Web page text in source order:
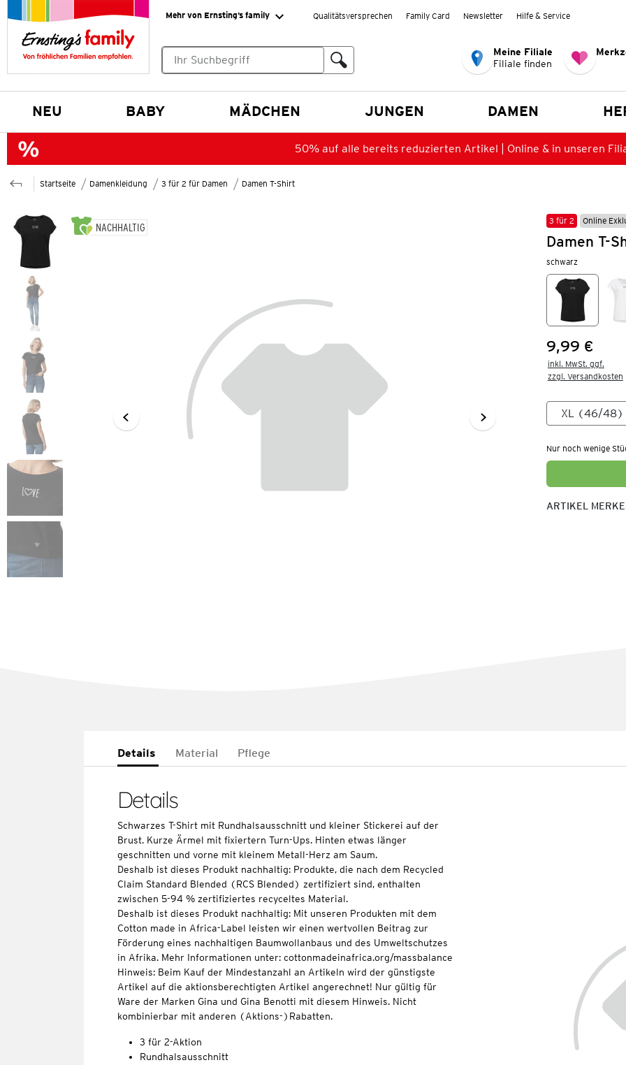
Mehr von Ernsting’s family Qualitätsversprechen Family Card Newsletter Hilfe & Service
Meine Filiale
Filiale finden
NEU BABY MÄDCHEN JUNGEN DAMEN
50% auf alle bereits reduzierten Artikel | Online & in unseren
Startseite Damenkleidung 3 für 2 für Damen Damen T-Shirt
NACHHALTIG
3 für 2 Online
Damen T-
schwarz
Preis:
9,99 €
inkl. MwSt. ggf.
zzgl. Versandkosten
Nur noch wenige
ARTIKEL
Details Material Pflege
Details
Schwarzes T-Shirt mit Rundhalsausschnitt und kleiner Stickerei auf der
Brust. Kurze Ärmel mit fixiertern Turn-Ups. Hinten etwas länger
geschnitten und vorne mit kleinem Metall-Herz am Saum.
Deshalb ist dieses Produkt nachhaltig: Produkte, die nach dem Recycled
Claim Standard Blended (RCS Blended) zertifiziert sind, enthalten
zwischen 5-94 % zertifiziertes recyceltes Material.
Deshalb ist dieses Produkt nachhaltig: Mit unseren Produkten mit dem
Cotton made in Africa-Label leisten wir einen wertvollen Beitrag zur
Förderung eines nachhaltigen Baumwollanbaus und des Umweltschutzes
in Afrika. Mehr Informationen unter: cottonmadeinafrica.org/massbalance
Hinweis: Beim Kauf der Mindestanzahl an Artikeln wird der günstigste
Artikel auf die aktionsberechtigten Artikel angerechnet! Nur gültig für
Ware der Marken Gina und Gina Benotti mit diesem Hinweis. Nicht
kombinierbar mit anderen (Aktions-)Rabatten.
3 für 2-Aktion
Rundhalsausschnitt